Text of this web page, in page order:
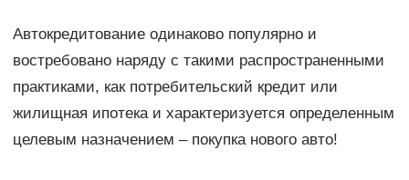
Автокредитование одинаково популярно и
востребовано наряду с такими распространенными
практиками, как потребительский кредит или
жилищная ипотека и характеризуется определенным
целевым назначением – покупка нового авто!